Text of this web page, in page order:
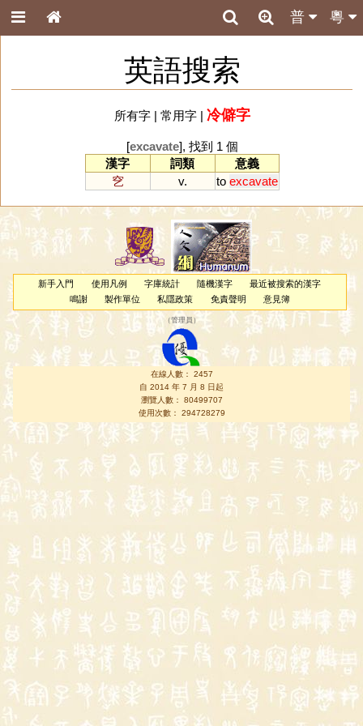
粵
普
英語搜索
所有字| 常用字| 冷僻字
[excavate], 找到 1 個
漢字
詞類
意義
穵
v. to excavate
新手入門 使用凡例 字庫統計 隨機漢字
最近被搜索的漢字
鳴謝
製作單位 私隱政策 免責聲明 意見簿
（管理員 ）
在線人數： 2457
自 2014 年 7 月 8 日起
瀏覽人數： 80499707
使用次數： 294728279